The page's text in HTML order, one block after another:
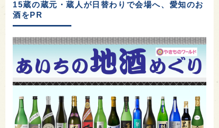
15蔵の蔵元・蔵人が日替わりで会場へ、愛知のお
酒をPR